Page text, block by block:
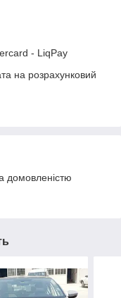
- LiqPay
на розрахунковий
домовленістю